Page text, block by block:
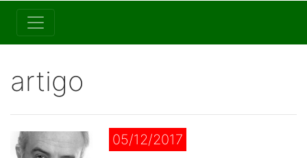
artigo
05/12/2017